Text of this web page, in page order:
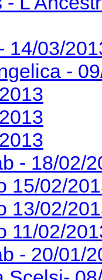
14/03/
-
- 18/02/
15/02/
13/02/
11/02/
- 20/01/